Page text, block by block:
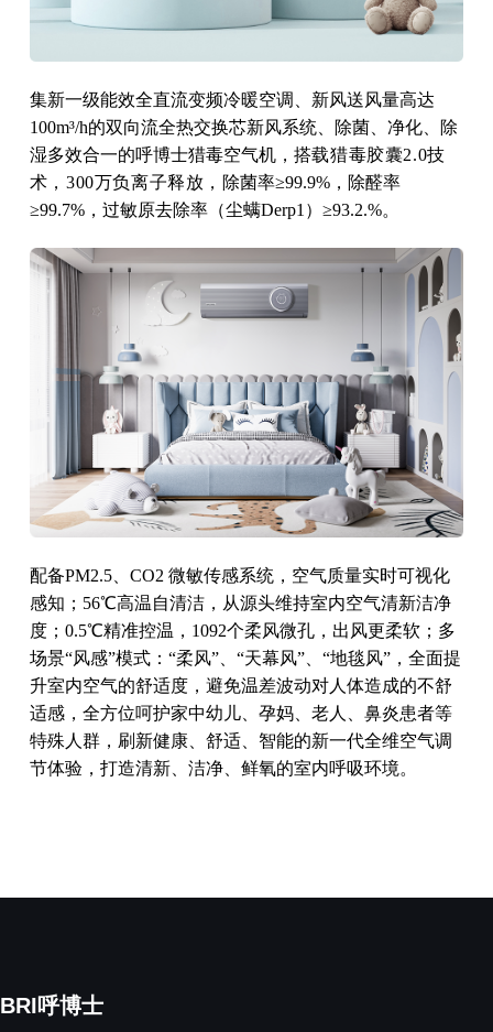
集新一级能效全直流变频冷暖空调、新风送风量高达
100m³/h的双向流全热交换芯新风系统、除菌、净化、除
湿多效合一的呼博士猎毒空气机， 搭载猎毒胶囊2.0技
术，300万负离子释放， 除菌率≥99.9%，除醛率
≥99.7%，过敏原去除率（尘螨Derp1）≥93.2.%。
配备PM2.5、CO2 微敏传感系统，空气质量实时可视化
感知；56℃高温自清洁，从源头维持室内空气清新洁净
度；0.5℃精准控温，1092个柔风微孔，出风更柔软；多
场景“风感”模式：“柔风”、“天幕风”、“地毯风”，全面提
升室内空气的舒适度，避免温差波动对人体造成的不舒
适感，全方位呵护家中幼儿、孕妈、老人、鼻炎患者等
特殊人群，刷新健康、舒适、智能的新一代全维空气调
节体验，打造清新、洁净、鲜氧的室内呼吸环境。
BRI呼博士